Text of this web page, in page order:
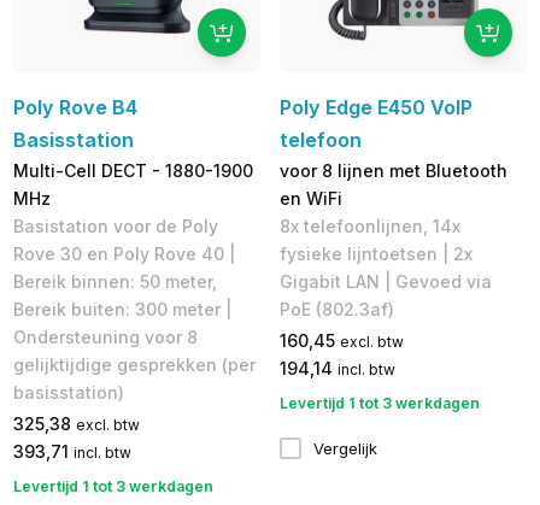
Poly Rove B4
Basisstation
Multi-Cell DECT - 1880-1900
MHz
Basistation voor de Poly
Rove 30 en Poly Rove 40 |
Bereik binnen: 50 meter,
Bereik buiten: 300 meter |
Ondersteuning voor 8
gelijktijdige gesprekken (per
basisstation)
325,38 excl. btw
393,71 incl. btw
Levertijd 1 tot 3 werkdagen
Poly Edge E450 VoIP
telefoon
voor 8 lijnen met Bluetooth
en WiFi
8x telefoonlijnen, 14x
fysieke lijntoetsen | 2x
Gigabit LAN | Gevoed via
PoE (802.3af)
160,45 excl. btw
194,14 incl. btw
Levertijd 1 tot 3 werkdagen
Vergelijk